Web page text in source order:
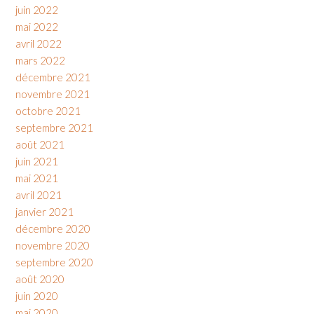
juin 2022
mai 2022
avril 2022
mars 2022
décembre 2021
novembre 2021
octobre 2021
septembre 2021
août 2021
juin 2021
mai 2021
avril 2021
janvier 2021
décembre 2020
novembre 2020
septembre 2020
août 2020
juin 2020